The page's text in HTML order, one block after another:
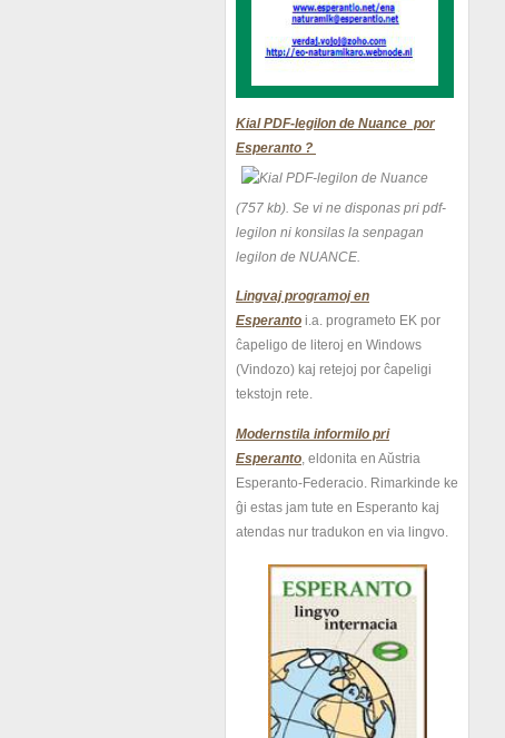
Kial PDF-legilon de Nuance por
Esperanto ?
(757 kb). Se vi ne disponas pri pdf-
legilon ni konsilas la senpagan
legilon de NUANCE.
Lingvaj programoj en
Esperanto i.a. programeto EK por
ĉapeligo de literoj en Windows
(Vindozo) kaj retejoj por ĉapeligi
tekstojn rete.
Modernstila informilo pri
Esperanto , eldonita en Aŭstria
Esperanto-Federacio. Rimarkinde ke
ĝi estas jam tute en Esperanto kaj
atendas nur tradukon en via lingvo.